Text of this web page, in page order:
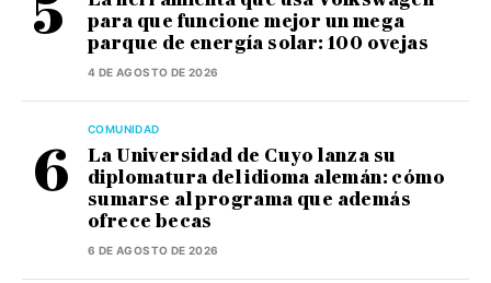
para que funcione mejor un mega
parque de energía solar: 100 ovejas
4 DE AGOSTO DE 2026
COMUNIDAD
La Universidad de Cuyo lanza su
diplomatura del idioma alemán: cómo
sumarse al programa que además
ofrece becas
6 DE AGOSTO DE 2026